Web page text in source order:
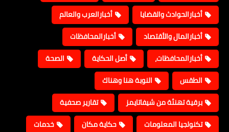
أخبارالحوادث والقضايا
أخبارالعرب والعالم
أخبارالمال والأقتصاد
أخبارالمحافظات
أخبارالمحافظات،
أصل الحكاية
الصحة
الطقس
النوبة هنا وهناك
برقية تهنئة من شيفاتايمز
تقارير صحفية
تكنولجيا المعلومات
حكاية مكان
خدمات